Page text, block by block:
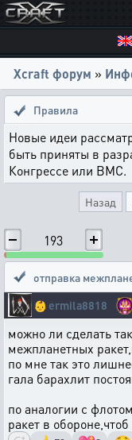
Xcraft форум »
Правила
Новые идеи
быть приняты в
Конгрессе или ВМС.
Назад
193
отправка
👶 ermila8818
можно ли сделать
межпланетных
по мне так это
гала барахлит
по аналогии с
ракет в